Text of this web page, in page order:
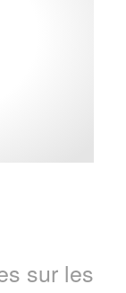
sur les